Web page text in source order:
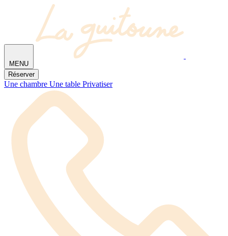
MENU
Réserver
Une chambre Une table Privatiser